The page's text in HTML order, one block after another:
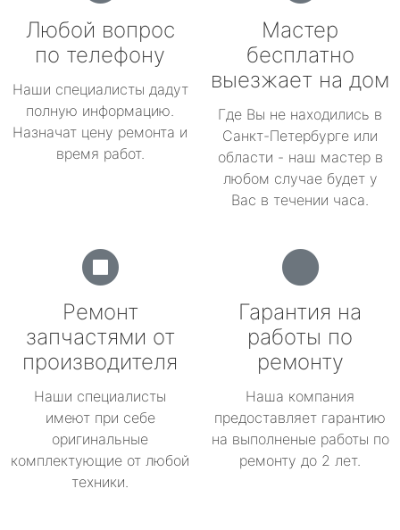
Любой вопрос
по телефону
Наши специалисты дадут
полную информацию.
Назначат цену ремонта и
время работ.
Мастер
бесплатно
выезжает на дом
Где Вы не находились в
Санкт-Петербурге или
области - наш мастер в
любом случае будет у
Вас в течении часа.
Ремонт
запчастями от
производителя
Наши специалисты
имеют при себе
оригинальные
комплектующие от любой
техники.
Гарантия на
работы по
ремонту
Наша компания
предоставляет гарантию
на выполненые работы по
ремонту до 2 лет.